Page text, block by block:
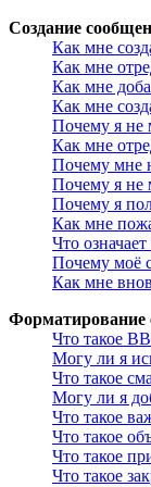
Создание
Как мне
Как мне
Как мне
Как мне
Почему я не
Как мне
Почему мне
Почему я не
Почему я
Как мне
Что
Почему моё
Как мне
Форматирование
Что такое
Могу ли я
Что такое
Могу ли я
Что такое
Что такое
Что такое
Что такое